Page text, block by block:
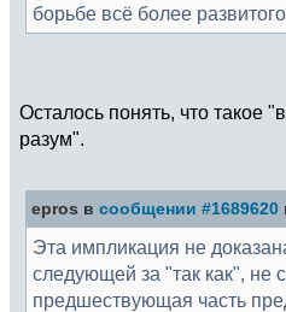
борьбе всё более
Осталось понять, что такое
разум".
epros в сообщении #1689620
Эта импликация не
следующей за "так как", не
предшествующая часть